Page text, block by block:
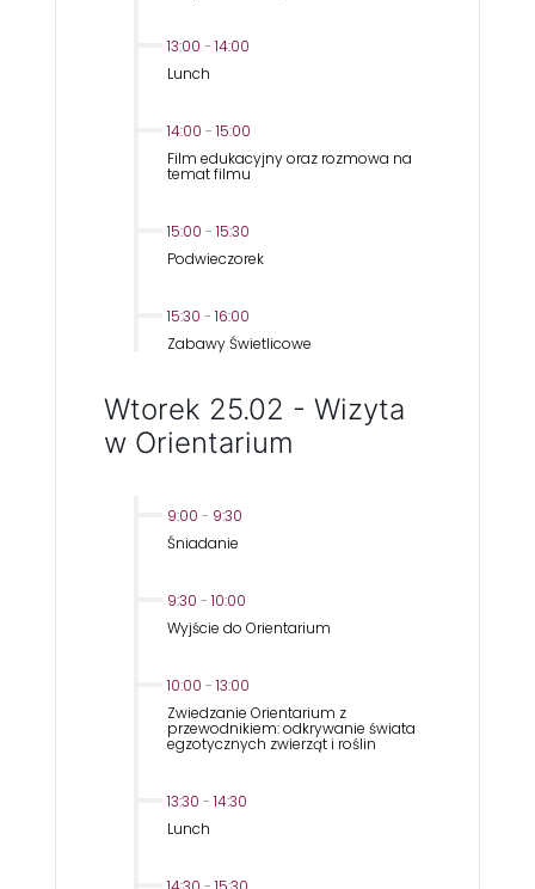
13:00 - 14:00
Lunch
14:00 - 15:00
Film edukacyjny oraz rozmowa na
temat filmu
15:00 - 15:30
Podwieczorek
15:30 - 16:00
Zabawy Świetlicowe
Wtorek 25.02 - Wizyta
w Orientarium
9:00 - 9:30
Śniadanie
9:30 - 10:00
Wyjście do Orientarium
10:00 - 13:00
Zwiedzanie Orientarium z
przewodnikiem: odkrywanie świata
egzotycznych zwierząt i roślin
13:30 - 14:30
Lunch